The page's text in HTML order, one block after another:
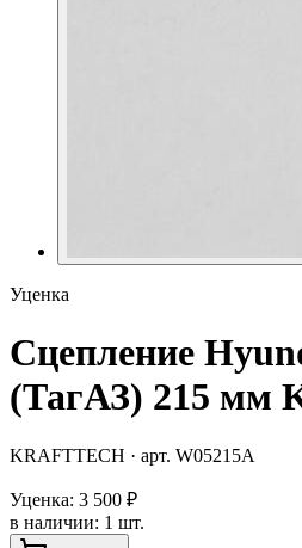
Уценка
Сцепление
(ТагАЗ) 215 мм
KRAFTTECH · арт. W05215A
Уценка: 3 500 ₽
в наличии: 1 шт.